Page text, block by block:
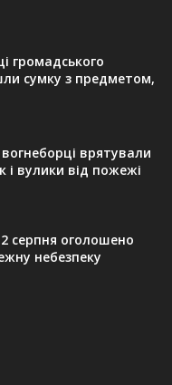
громадського
сумку з предметом,
врятували
вулики від пожежі
серпня оголошено
небезпеку